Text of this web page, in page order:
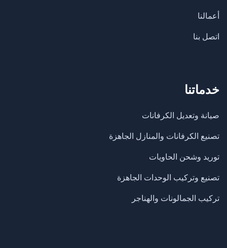
أعمالنا
اتصل بنا
خدماتنا
صيانة وتعديل الكرفانات
تصنيع الكرفانات والمنازل الجاهزة
​توريد وشحن الحاويات
تصنيع وتركيب الوحدات الجاهزة
تركيب الجمالونات والهناجر